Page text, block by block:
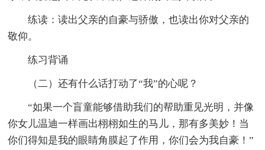
练读：读出父亲的自豪与骄傲，也读出你对父亲的
敬仰。
练习背诵
（二）还有什么话打动了“我”的心呢？
“如果一个盲童能够借助我们的帮助重见光明，并像
你女儿温迪一样画出栩栩如生的马儿，那有多美妙！当
你们得知是我的眼睛角膜起了作用，你们会为我自豪！”